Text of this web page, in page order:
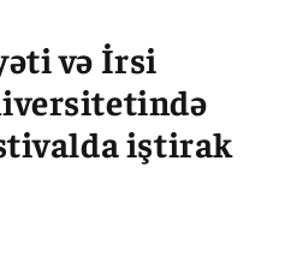
və İrsi
iştirak